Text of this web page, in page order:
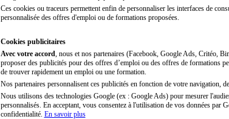
Ces cookies ou traceurs permettent enfin de personnaliser les interfaces de
personnalisée des offres d'emploi ou de formations proposées.
Cookies publicitaires
Avec votre accord , nous et nos partenaires (Facebook, Google Ads, Critéo,
proposer des publicités pour des offres d’emploi ou des offres de formations
de trouver rapidement un emploi ou une formation.
Nos partenaires personnalisent ces publicités en fonction de votre navigation,
Nous utilisons des technologies Google (ex : Google Ads) pour mesurer
personnalisés. En acceptant, vous consentez à l'utilisation de vos données par
confidentialité. En savoir plus